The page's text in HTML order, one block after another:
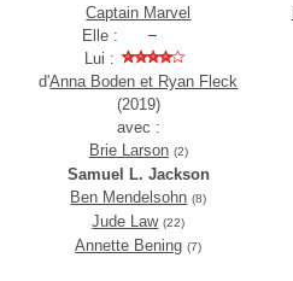
Captain Marvel
Elle :
Lui :
d'Anna Boden et Ryan Fleck
(2019)
avec :
Brie Larson (2)
Samuel L. Jackson
Ben Mendelsohn (8)
Jude Law (22)
Annette Bening (7)